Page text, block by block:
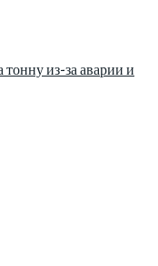
из-за аварии и